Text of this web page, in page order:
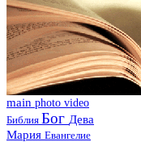
main photo video
Библия Бог Дева
Мария Евангелие